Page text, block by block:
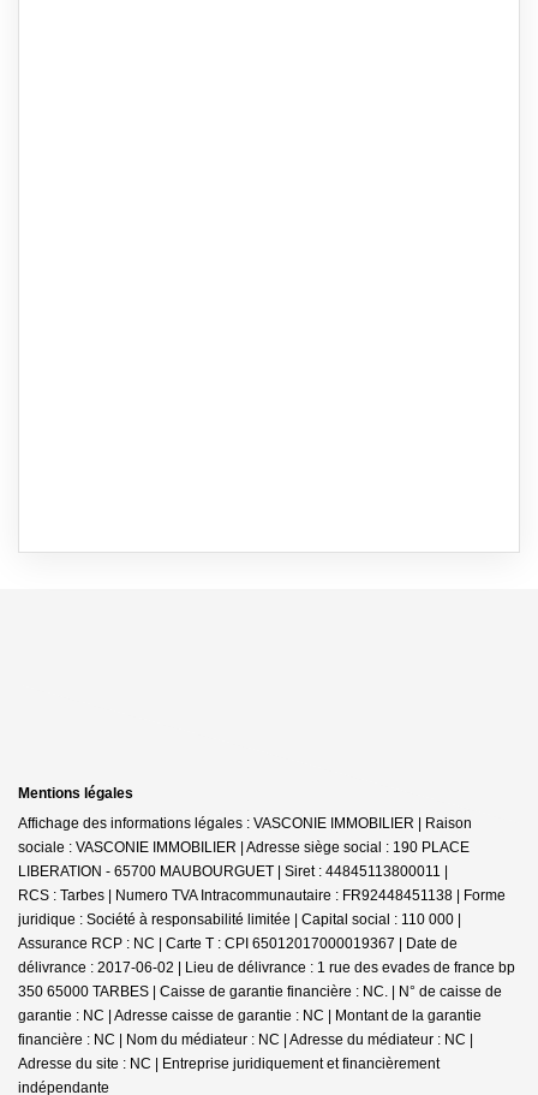
Mentions légales
Affichage des informations légales : VASCONIE IMMOBILIER | Raison
sociale : VASCONIE IMMOBILIER | Adresse siège social : 190 PLACE
LIBERATION - 65700 MAUBOURGUET | Siret : 44845113800011 |
RCS : Tarbes | Numero TVA Intracommunautaire : FR92448451138 | Forme
juridique : Société à responsabilité limitée | Capital social : 110 000 |
Assurance RCP : NC | Carte T : CPI 65012017000019367 | Date de
délivrance : 2017-06-02 | Lieu de délivrance : 1 rue des evades de france bp
350 65000 TARBES | Caisse de garantie financière : NC. | N° de caisse de
garantie : NC | Adresse caisse de garantie : NC | Montant de la garantie
financière : NC | Nom du médiateur : NC | Adresse du médiateur : NC |
Adresse du site : NC | Entreprise juridiquement et financièrement
indépendante